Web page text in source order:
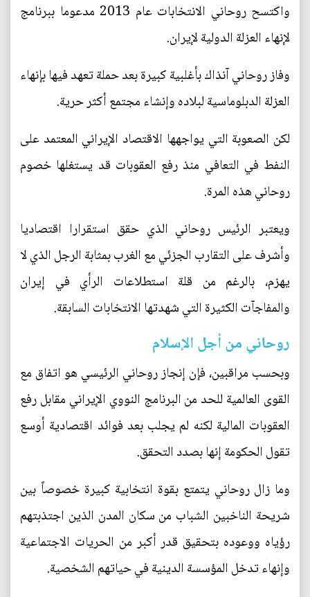
واكتسح روحاني الانتخابات عام 2013 مدعوما ببرنامج
لإنهاء العزلة الدولية لإيران.
وفاز روحاني آنذاك بأغلبية كبيرة بعد حملة تعهد فيها بإنهاء
العزلة الدبلوماسية لبلاده وإنشاء مجتمع أكثر حرية.
لكن الصعوبة التي يواجهها الاقتصاد الإيراني المعتمد على
النفط في التعافي منذ رفع العقوبات قد يستغلها خصوم
روحاني هذه المرة.
ويعتبر الرئيس روحاني الذي حقق استقرارا اقتصاديا
وأشرف على التقارب الجزئي مع الغرب بمثابة الرجل الذي لا
يهزم، بالرغم من قلة استطلاعات الرأي في إيران
والمفاجآت الكثيرة التي شهدتها الانتخابات السابقة.
روحاني من أجل الإسلام
وبحسب مراقبين، فإن إنجاز روحاني الرئيسي هو اتفاق مع
القوى العالمية للحد من البرنامج النووي الإيراني مقابل رفع
العقوبات المالية لكنه لم يجلب بعد فوائد اقتصادية أوسع
تقول الحكومة إنها بصدد التحقق.
وما زال روحاني يتمتع بقوة انتخابية كبيرة خصوصاً بين
شريحة الناخبين الشباب من سكان المدن الذين اجتذبتهم
رؤياه ووعوده بتحقيق قدر أكبر من الحريات الاجتماعية
وإنهاء تدخل المؤسسة الدينية في حياتهم الشخصية.